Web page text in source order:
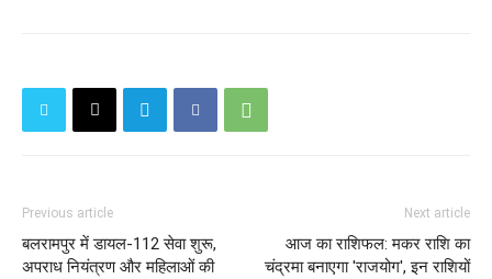
Previous article
बलरामपुर में डायल-112 सेवा शुरू,
अपराध नियंत्रण और महिलाओं की
Next article
आज का राशिफल: मकर राशि का
चंद्रमा बनाएगा 'राजयोग', इन राशियों